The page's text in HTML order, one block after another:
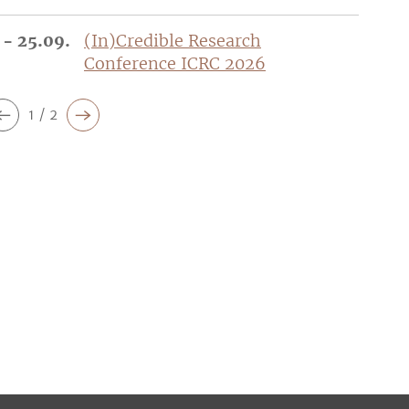
25.09.
(In)Credible Research
Conference ICRC 2026
1 / 2